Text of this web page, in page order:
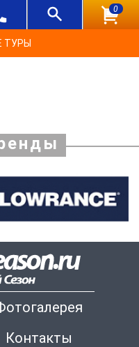
0
ТУРЫ
Контакты